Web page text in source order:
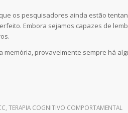
os pesquisadores ainda estão
Embora sejamos capazes de
memória, provavelmente sempre há
TERAPIA COGNITIVO COMPORTAMENTAL